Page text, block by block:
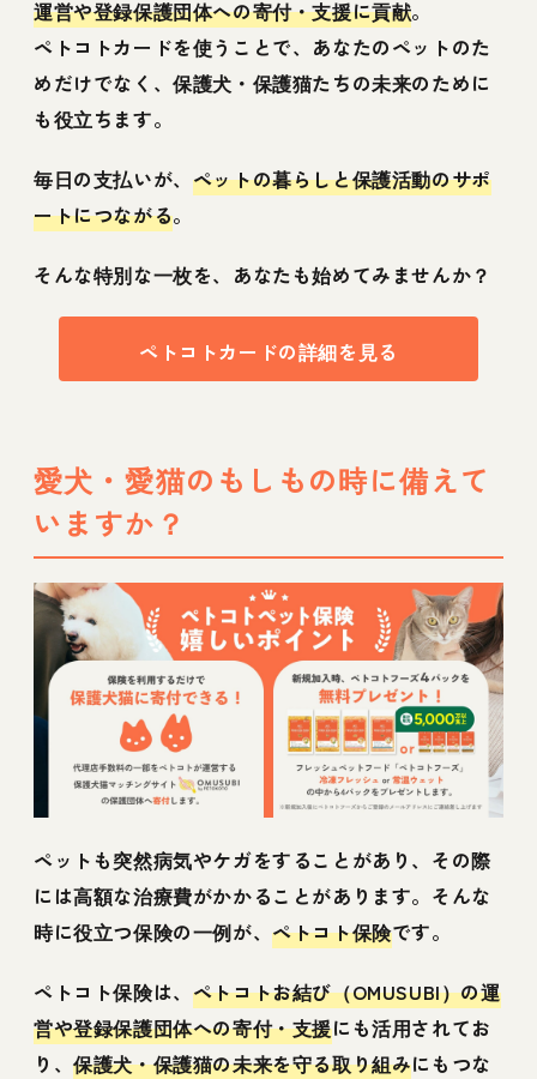
運営や登録保護団体への寄付・支援に貢献。
ペトコトカードを使うことで、あなたのペットのた
めだけでなく、保護犬・保護猫たちの未来のために
も役立ちます。
毎日の支払いが、 ペットの暮らしと保護活動のサポ
ートにつながる。
そんな特別な一枚を、あなたも始めてみませんか？
ペトコトカードの詳細を見る
愛犬・愛猫のもしもの時に備えて
いますか？
ペットも突然病気やケガをすることがあり、その際
には高額な治療費がかかることがあります。そんな
時に役立つ保険の一例が、ペトコト保険です。
ペトコト保険は、 ペトコトお結び（OMUSUBI）の運
営や登録保護団体への寄付・支援にも活用されてお
り、保護犬・保護猫の未来を守る取り組みにもつな